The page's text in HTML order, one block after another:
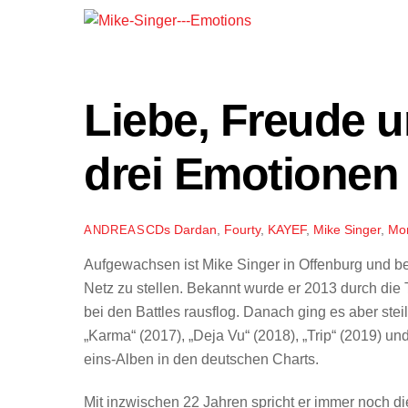
Liebe, Freude
drei Emotionen
ANDREASCDs Dardan Fourty, KAYEF, Mike Singer,
Aufgewachsen ist Mike Singer in Offenburg und
Netz zu stellen. Bekannt wurde er 2013 durch die
bei den Battles rausflog. Danach ging es aber
„Karma“ (2017), „Deja Vu“ (2018), „Trip“ (2019)
eins-Alben in den deutschen Charts.
Mit inzwischen 22 Jahren spricht er immer noch